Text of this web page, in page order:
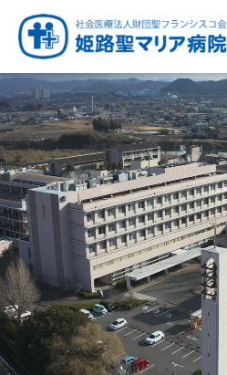
健康と安心
つなぎ続け
周産期から
地域を支
急性期から
つなぐ
学び・育